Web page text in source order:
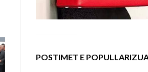
POSTIMET E